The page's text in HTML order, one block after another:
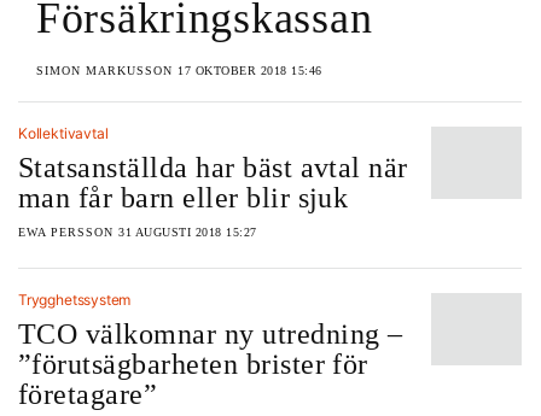
Försäkringskassan
SIMON MARKUSSON 17 OKTOBER 2018 15:46
Kollektivavtal
Statsanställda har bäst avtal när
man får barn eller blir sjuk
EWA PERSSON 31 AUGUSTI 2018 15:27
Trygghetssystem
TCO välkomnar ny utredning –
”förutsägbarheten brister för
företagare”